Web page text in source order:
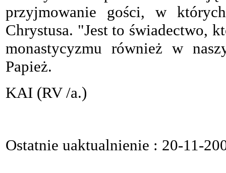
przyjmowanie gości, w
Chrystusa. "Jest to świadectwo,
monastycyzmu również w
Papież.
KAI (RV /a.)
Ostatnie uaktualnienie : 20-11-